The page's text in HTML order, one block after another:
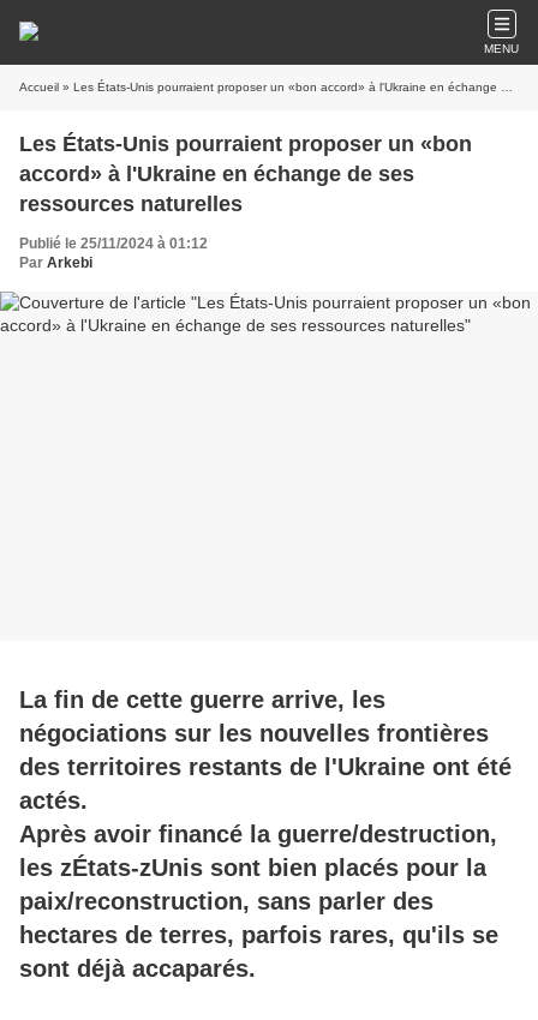
MENU
Accueil » Les États-Unis pourraient proposer un «bon accord» à l'Ukraine en échange de ses ressources naturelles
Les États-Unis pourraient proposer un «bon
accord» à l'Ukraine en échange de ses
ressources naturelles
Publié le 25/11/2024 à 01:12
Par Arkebi
La fin de cette guerre arrive, les
négociations sur les nouvelles frontières
des territoires restants de l'Ukraine ont été
actés.
Après avoir financé la guerre/destruction,
les zÉtats-zUnis sont bien placés pour la
paix/reconstruction, sans parler des
hectares de terres, parfois rares, qu'ils se
sont déjà accaparés.